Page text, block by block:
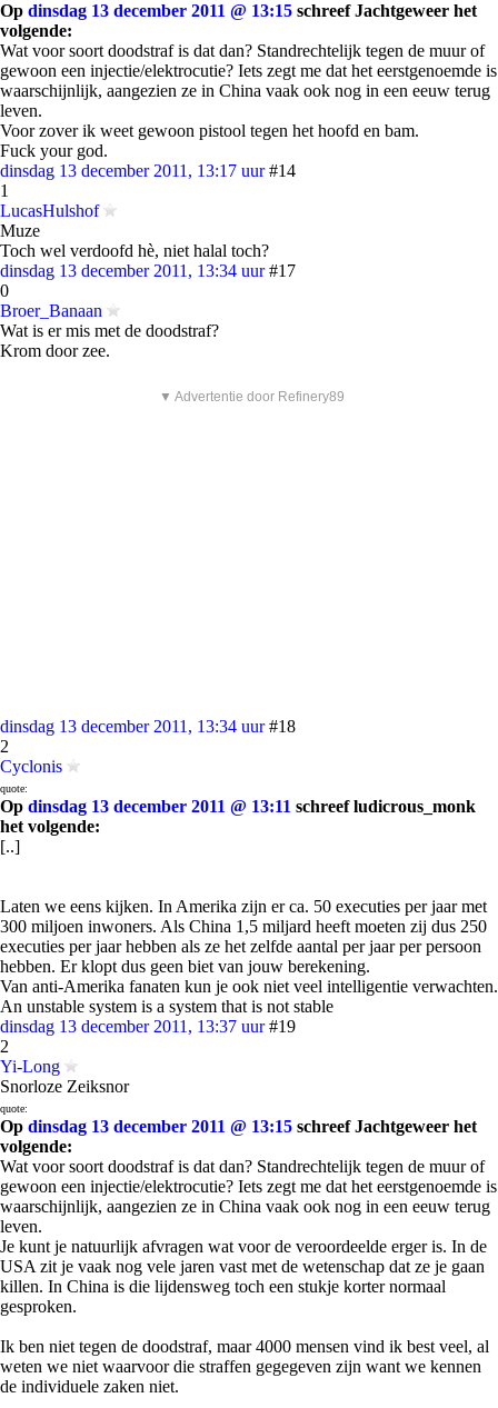
Op dinsdag 13 december 2011 @ 13:15 schreef Jachtgeweer het
volgende:
Wat voor soort doodstraf is dat dan? Standrechtelijk tegen de muur of
gewoon een injectie/elektrocutie? Iets zegt me dat het eerstgenoemde is
waarschijnlijk, aangezien ze in China vaak ook nog in een eeuw terug
leven.
Voor zover ik weet gewoon pistool tegen het hoofd en bam.
Fuck your god.
dinsdag 13 december 2011, 13:17 uur #14
1
LucasHulshof
Muze
Toch wel verdoofd hè, niet halal toch?
dinsdag 13 december 2011, 13:34 uur #17
0
Broer_Banaan
Wat is er mis met de doodstraf?
Krom door zee.
▼ Advertentie door Refinery89
dinsdag 13 december 2011, 13:34 uur #18
2
Cyclonis
quote:
Op dinsdag 13 december 2011 @ 13:11 schreef ludicrous_monk
het volgende:
[..]
Laten we eens kijken. In Amerika zijn er ca. 50 executies per jaar met
300 miljoen inwoners. Als China 1,5 miljard heeft moeten zij dus 250
executies per jaar hebben als ze het zelfde aantal per jaar per persoon
hebben. Er klopt dus geen biet van jouw berekening.
Van anti-Amerika fanaten kun je ook niet veel intelligentie verwachten.
An unstable system is a system that is not stable
dinsdag 13 december 2011, 13:37 uur #19
2
Yi-Long
Snorloze Zeiksnor
quote:
Op dinsdag 13 december 2011 @ 13:15 schreef Jachtgeweer het
volgende:
Wat voor soort doodstraf is dat dan? Standrechtelijk tegen de muur of
gewoon een injectie/elektrocutie? Iets zegt me dat het eerstgenoemde is
waarschijnlijk, aangezien ze in China vaak ook nog in een eeuw terug
leven.
Je kunt je natuurlijk afvragen wat voor de veroordeelde erger is. In de
USA zit je vaak nog vele jaren vast met de wetenschap dat ze je gaan
killen. In China is die lijdensweg toch een stukje korter normaal
gesproken.
Ik ben niet tegen de doodstraf, maar 4000 mensen vind ik best veel, al
weten we niet waarvoor die straffen gegegeven zijn want we kennen
de individuele zaken niet.